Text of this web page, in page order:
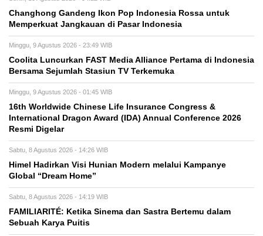
Changhong Gandeng Ikon Pop Indonesia Rossa untuk
Memperkuat Jangkauan di Pasar Indonesia
Minggu, 9 Agustus 2026 - 23:49 WIB
Coolita Luncurkan FAST Media Alliance Pertama di Indonesia
Bersama Sejumlah Stasiun TV Terkemuka
Minggu, 9 Agustus 2026 - 01:45 WIB
16th Worldwide Chinese Life Insurance Congress &
International Dragon Award (IDA) Annual Conference 2026
Resmi Digelar
Sabtu, 8 Agustus 2026 - 14:26 WIB
Himel Hadirkan Visi Hunian Modern melalui Kampanye
Global “Dream Home”
Sabtu, 8 Agustus 2026 - 14:19 WIB
FAMILIARITÉ: Ketika Sinema dan Sastra Bertemu dalam
Sebuah Karya Puitis